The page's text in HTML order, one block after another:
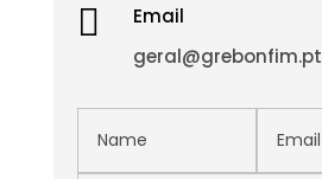

Email
geral@grebonfim.pt